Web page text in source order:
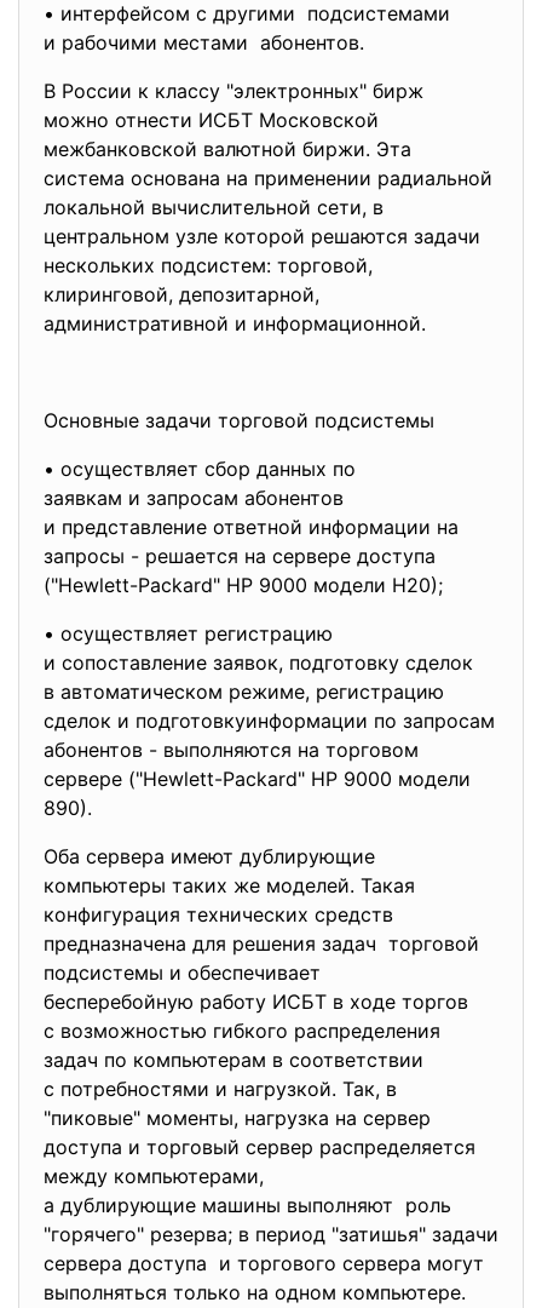
• интерфейсом с другими подсистемами
и рабочими местами абонентов.
В России к классу "электронных" бирж
можно отнести ИСБТ Московской
межбанковской валютной биржи. Эта
система основана на применении радиальной
локальной вычислительной сети, в
центральном узле которой решаются задачи
нескольких подсистем: торговой,
клиринговой, депозитарной,
административной и информационной.
Основные задачи торговой подсистемы
• осуществляет сбор данных по
заявкам и запросам абонентов
и представление ответной информации на
запросы - решается на сервере доступа
("Hewlett-Packard" HP 9000 модели Н20);
• осуществляет регистрацию
и сопоставление заявок, подготовку сделок
в автоматическом режиме, регистрацию
сделок и подготовкуинформации по запросам
абонентов - выполняются на торговом
сервере ("Hewlett-Packard" HP 9000 модели
890).
Оба сервера имеют дублирующие
компьютеры таких же моделей. Такая
конфигурация технических средств
предназначена для решения задач торговой
подсистемы и обеспечивает
бесперебойную работу ИСБТ в ходе торгов
с возможностью гибкого распределения
задач по компьютерам в соответствии
с потребностями и нагрузкой. Так, в
"пиковые" моменты, нагрузка на сервер
доступа и торговый сервер распределяется
между компьютерами,
а дублирующие машины выполняют роль
"горячего" резерва; в период "затишья" задачи
сервера доступа и торгового сервера могут
выполняться только на одном компьютере.